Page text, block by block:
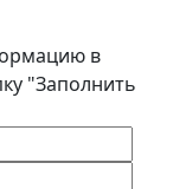
в
"Заполнить